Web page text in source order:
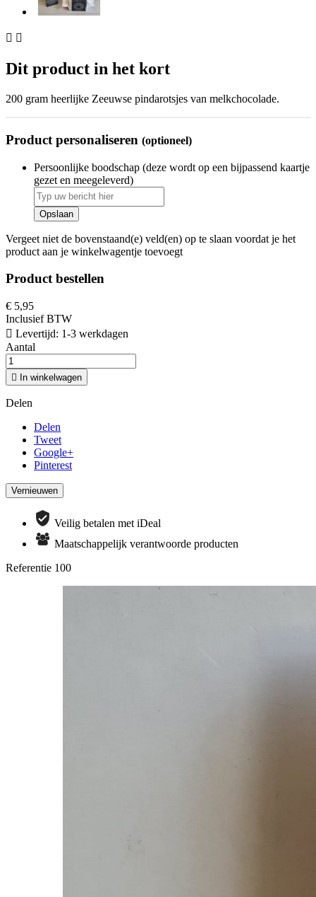
 
Dit product in het kort
200 gram heerlijke Zeeuwse pindarotsjes van melkchocolade.
Product personaliseren (optioneel)
Persoonlijke boodschap (deze wordt op een bijpassend kaartje
gezet en meegeleverd)
Opslaan
Vergeet niet de bovenstaand(e) veld(en) op te slaan voordat je het
product aan je winkelwagentje toevoegt
Product bestellen
€ 5,95
Inclusief BTW
 Levertijd: 1-3 werkdagen
Aantal
 In winkelwagen
Delen
Delen
Tweet
Google+
Pinterest
Veilig betalen met iDeal
Maatschappelijk verantwoorde producten
Referentie 100